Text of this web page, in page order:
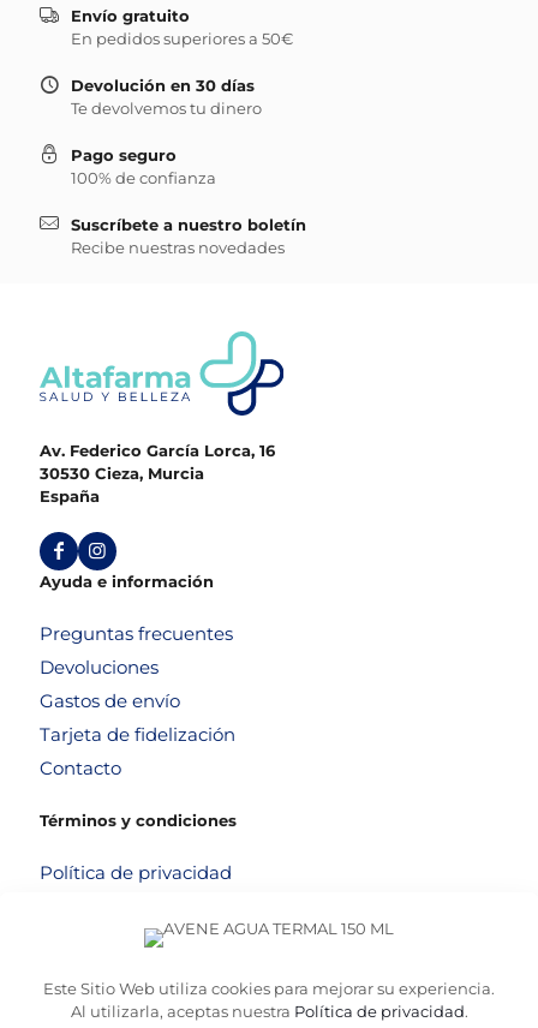
Envío gratuito
En pedidos superiores a 50€
Devolución en 30 días
Te devolvemos tu dinero
Pago seguro
100% de confianza
Suscríbete a nuestro boletín
Recibe nuestras novedades
Av. Federico García Lorca, 16
30530 Cieza, Murcia
España
Ayuda e información
Preguntas frecuentes
Devoluciones
Gastos de envío
Tarjeta de fidelización
Contacto
Términos y condiciones
Política de privacidad
Este Sitio Web utiliza cookies para mejorar su experiencia.
Al utilizarla, aceptas nuestra Política de privacidad.